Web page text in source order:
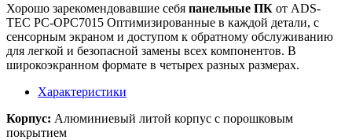
Хорошо зарекомендовавшие себя панельные ПК от ADS-
TEC PC-OPC7015 Оптимизированные в каждой детали, с
сенсорным экраном и доступом к обратному обслуживанию
для легкой и безопасной замены всех компонентов. В
широкоэкранном формате в четырех разных размерах.
Характеристики
Корпус: Алюминиевый литой корпус с порошковым
покрытием